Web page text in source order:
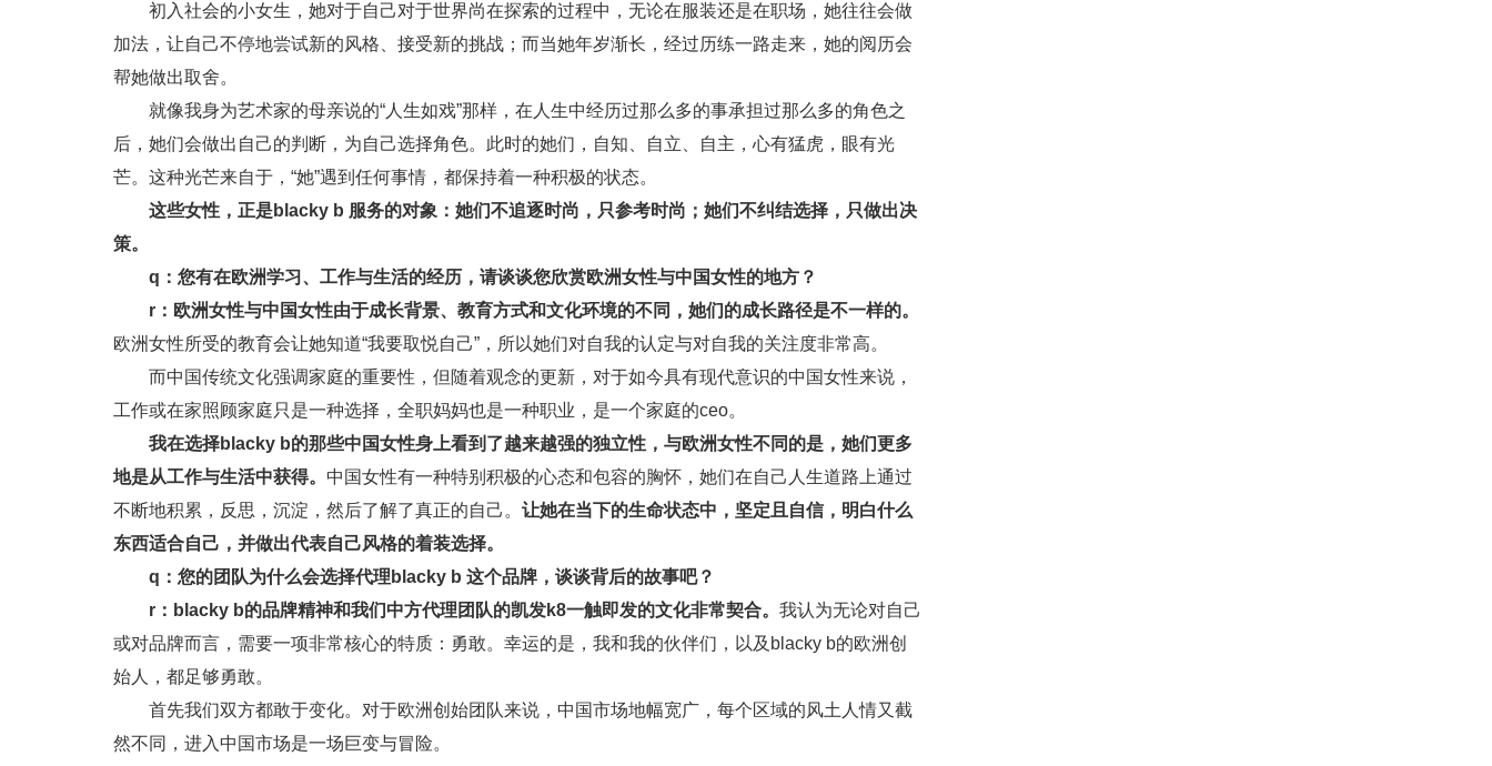
初入社会的小女生，她对于自己对于世界尚在探索的过程中，无论在服装还是在职场，她往往会做
加法，让自己不停地尝试新的风格、接受新的挑战；而当她年岁渐长，经过历练一路走来，她的阅历会
帮她做出取舍。
就像我身为艺术家的母亲说的“人生如戏”那样，在人生中经历过那么多的事承担过那么多的角色之
后，她们会做出自己的判断，为自己选择角色。此时的她们，自知、自立、自主，心有猛虎，眼有光
芒。这种光芒来自于，“她”遇到任何事情，都保持着一种积极的状态。
这些女性，正是blacky b 服务的对象：她们不追逐时尚，只参考时尚；她们不纠结选择，只做出决
策。
q：您有在欧洲学习、工作与生活的经历，请谈谈您欣赏欧洲女性与中国女性的地方？
r：欧洲女性与中国女性由于成长背景、教育方式和文化环境的不同，她们的成长路径是不一样的。
欧洲女性所受的教育会让她知道“我要取悦自己”，所以她们对自我的认定与对自我的关注度非常高。
而中国传统文化强调家庭的重要性，但随着观念的更新，对于如今具有现代意识的中国女性来说，
工作或在家照顾家庭只是一种选择，全职妈妈也是一种职业，是一个家庭的ceo。
我在选择blacky b的那些中国女性身上看到了越来越强的独立性，与欧洲女性不同的是，她们更多
地是从工作与生活中获得。 中国女性有一种特别积极的心态和包容的胸怀，她们在自己人生道路上通过
不断地积累，反思，沉淀，然后了解了真正的自己。 让她在当下的生命状态中，坚定且自信，明白什么
东西适合自己，并做出代表自己风格的着装选择。
q：您的团队为什么会选择代理blacky b 这个品牌，谈谈背后的故事吧？
r：blacky b的品牌精神和我们中方代理团队的凯发k8一触即发的文化非常契合。 我认为无论对自己
或对品牌而言，需要一项非常核心的特质：勇敢。幸运的是，我和我的伙伴们，以及blacky b的欧洲创
始人，都足够勇敢。
首先我们双方都敢于变化。对于欧洲创始团队来说，中国市场地幅宽广，每个区域的风土人情又截
然不同，进入中国市场是一场巨变与冒险。